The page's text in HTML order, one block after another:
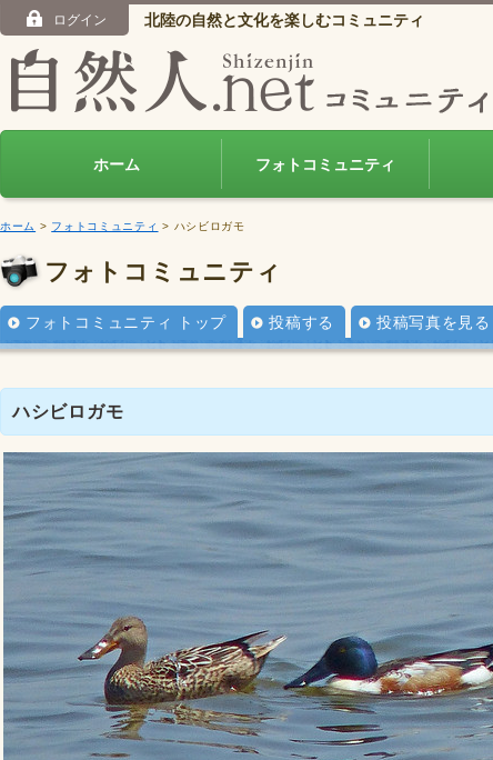
ログイン 北陸の自然と文化を楽しむコミュニティ
ホーム フォトコミュニティ
ホーム > フォトコミュニティ > ハシビロガモ
フォトコミュニティ
フォトコミュニティ トップ 投稿する 投稿写真を見る
ハシビロガモ